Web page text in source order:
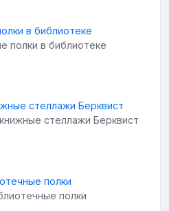
полки в библиотеке
стеллажи Берквист
полки